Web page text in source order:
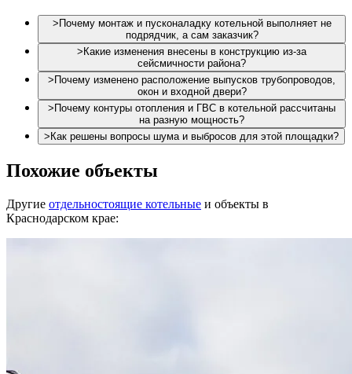
> Почему монтаж и пусконаладку котельной выполняет не
подрядчик, а сам заказчик?
> Какие изменения внесены в конструкцию из-за
сейсмичности района?
> Почему изменено расположение выпусков трубопроводов,
окон и входной двери?
> Почему контуры отопления и ГВС в котельной рассчитаны
на разную мощность?
> Как решены вопросы шума и выбросов для этой площадки?
Похожие объекты
Другие отдельностоящие котельные и объекты в
Краснодарском крае: